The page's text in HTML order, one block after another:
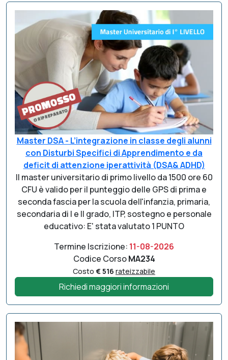
Master DSA - L’integrazione in classe degli alunni
con Disturbi Specifici di Apprendimento e da
deficit di attenzione iperattività (DSA& ADHD)
Il master universitario di primo livello da 1500 ore 60
CFU è valido per il punteggio delle GPS di prima e
seconda fascia per la scuola dell'infanzia, primaria,
secondaria di I e II grado, ITP, sostegno e personale
educativo: E' stata valutato 1 PUNTO
Termine Iscrizione: 11-08-2026
Codice CorsoMA234
Costo € 516 rateizzabile
Richiedi maggiori informazioni